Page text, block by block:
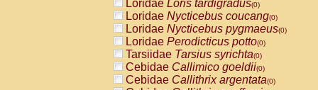
Loridae Loris tardigradus(0)
Loridae Nycticebus coucang(0)
Loridae Nycticebus pygmaeus(0)
Loridae Perodicticus potto(0)
Tarsiidae Tarsius syrichta(0)
Cebidae Callimico goeldii(0)
Cebidae Callithrix argentata(0)